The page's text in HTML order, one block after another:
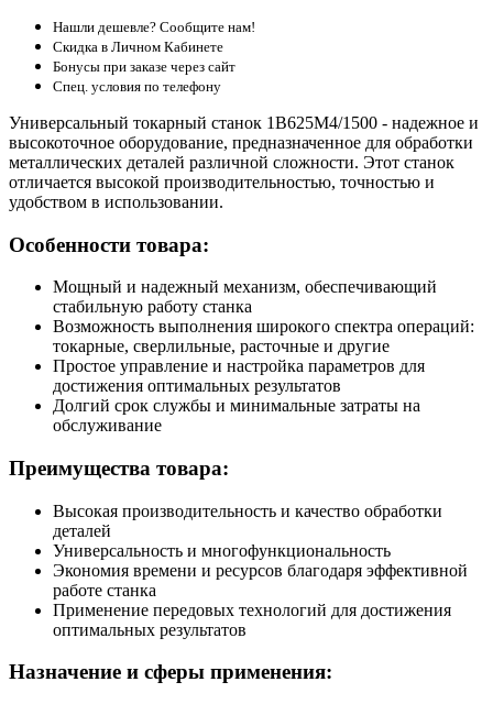
Нашли дешевле? Сообщите нам!
Скидка в Личном Кабинете
Бонусы при заказе через сайт
Спец. условия по телефону
Универсальный токарный станок 1В625М4/1500 - надежное и
высокоточное оборудование, предназначенное для обработки
металлических деталей различной сложности. Этот станок
отличается высокой производительностью, точностью и
удобством в использовании.
Особенности товара:
Мощный и надежный механизм, обеспечивающий
стабильную работу станка
Возможность выполнения широкого спектра операций:
токарные, сверлильные, расточные и другие
Простое управление и настройка параметров для
достижения оптимальных результатов
Долгий срок службы и минимальные затраты на
обслуживание
Преимущества товара:
Высокая производительность и качество обработки
деталей
Универсальность и многофункциональность
Экономия времени и ресурсов благодаря эффективной
работе станка
Применение передовых технологий для достижения
оптимальных результатов
Назначение и сферы применения: